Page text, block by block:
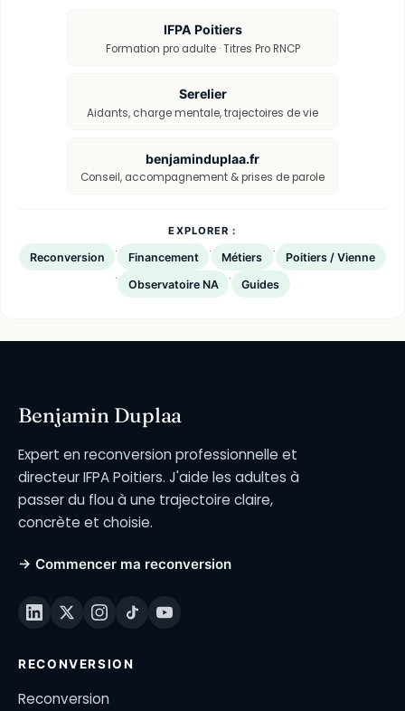
IFPA Poitiers
Formation pro adulte · Titres Pro RNCP
Serelier
Aidants, charge mentale, trajectoires de vie
benjaminduplaa.fr
Conseil, accompagnement & prises de parole
EXPLORER :
Reconversion · Financement · Métiers · Poitiers / Vienne
· Observatoire NA · Guides
Benjamin Duplaa
Expert en reconversion professionnelle et
directeur IFPA Poitiers. J'aide les adultes à
passer du flou à une trajectoire claire,
concrète et choisie.
→ Commencer ma reconversion
RECONVERSION
Reconversion